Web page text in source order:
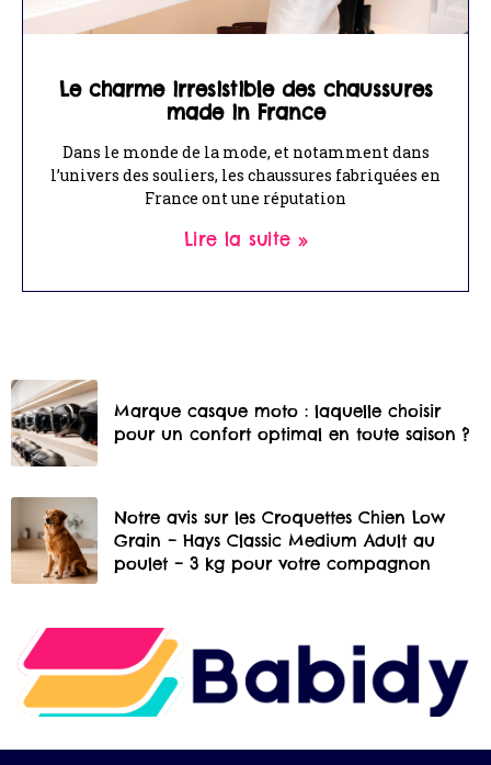
Le charme irresistible des chaussures
made in France
Dans le monde de la mode, et notamment dans
l’univers des souliers, les chaussures fabriquées en
France ont une réputation
Lire la suite »
Marque casque moto : laquelle choisir
pour un confort optimal en toute saison ?
Notre avis sur les Croquettes Chien Low
Grain – Hays Classic Medium Adult au
poulet – 3 kg pour votre compagnon